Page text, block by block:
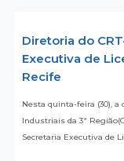
Diretoria do
Executiva de
Recife
Nesta quinta-feira (30), a
Industriais da 3ª
Secretaria Executiva de